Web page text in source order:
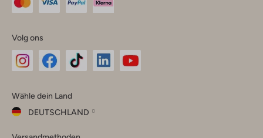
Volg ons
Instagram
Facebook
TikTok
Wähle dein Land
DEUTSCHLAND